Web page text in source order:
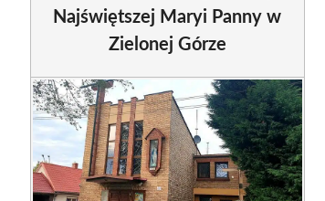
Najświętszej Maryi Panny w
Zielonej Górze